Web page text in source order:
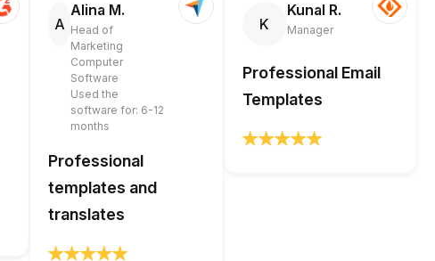
A
Alina M.
Head of
Marketing
Computer
Software
Used the
software for: 6-12
months
Professional
templates and
translates
K
Kunal R.
Manager
Professional Email
Templates